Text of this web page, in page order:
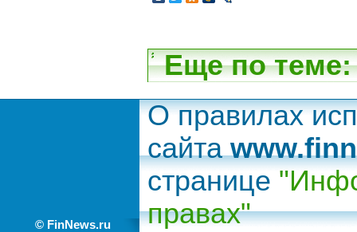
Еще по теме:
© FinNews.ru
О правилах
сайта
странице
правах"